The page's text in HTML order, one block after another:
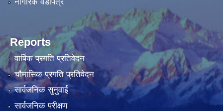
Reports
वार्षिक प्रगति प्रतिवेदन
चौमासिक प्रगति प्रतिवेदन
सार्वजनिक सुनुवाई
सार्वजनिक परीक्षण